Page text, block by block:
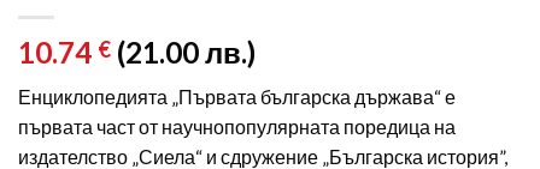
10.74 € (21.00 лв.)
Енциклопедията „Първата българска държава“ е
първата част от научнопопулярната поредица на
издателство „Сиела“ и сдружение „Българска история”,